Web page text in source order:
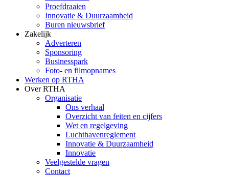
Proefdraaien
Innovatie & Duurzaamheid
Buren nieuwsbrief
Zakelijk
Adverteren
Sponsoring
Businesspark
Foto- en filmopnames
Werken op RTHA
Over RTHA
Organisatie
Ons verhaal
Overzicht van feiten en cijfers
Wet en regelgeving
Luchthavenreglement
Innovatie & Duurzaamheid
Innovatie
Veelgestelde vragen
Contact